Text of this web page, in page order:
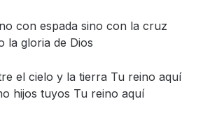
con espada sino con la cruz
la gloria de Dios
el cielo y la tierra Tu reino aquí
hijos tuyos Tu reino aquí